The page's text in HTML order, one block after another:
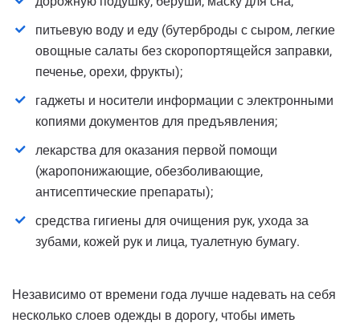
питьевую воду и еду (бутерброды с сыром, легкие
овощные салаты без скоропортящейся заправки,
печенье, орехи, фрукты);
гаджеты и носители информации с электронными
копиями документов для предъявления;
лекарства для оказания первой помощи
(жаропонижающие, обезболивающие,
антисептические препараты);
средства гигиены для очищения рук, ухода за
зубами, кожей рук и лица, туалетную бумагу.
Независимо от времени года лучше надевать на себя
несколько слоев одежды в дорогу, чтобы иметь